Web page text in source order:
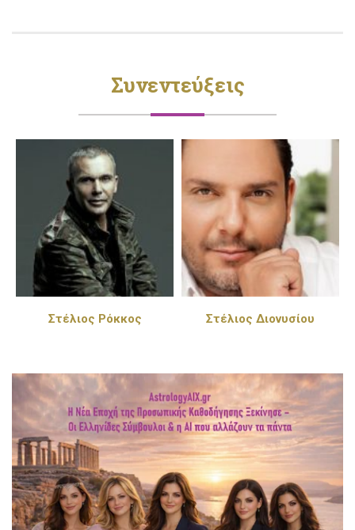
Συνεντεύξεις
Στέλιος Διονυσίου Πέγκυ Ζήνα